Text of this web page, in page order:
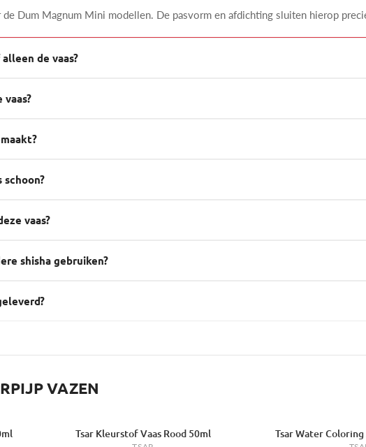
Dum Magnum Mini modellen. De pasvorm en afdichting sluiten hierop
de vaas?
schoon?
vaas?
shisha gebruiken?
VAZEN
Tsar Kleurstof Vaas Rood 50ml -24%
Tsar Water